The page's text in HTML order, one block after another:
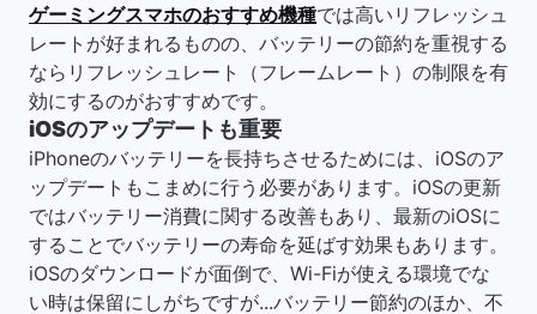
ゲーミングスマホのおすすめ機種では高いリフレッシュ
レートが好まれるものの、バッテリーの節約を重視する
ならリフレッシュレート（フレームレート）の制限を有
効にするのがおすすめです。
iOSのアップデートも重要
iPhoneのバッテリーを長持ちさせるためには、iOSのア
ップデートもこまめに行う必要があります。iOSの更新
ではバッテリー消費に関する改善もあり、最新のiOSに
することでバッテリーの寿命を延ばす効果もあります。
iOSのダウンロードが面倒で、Wi-Fiが使える環境でな
い時は保留にしがちですが...バッテリー節約のほか、不